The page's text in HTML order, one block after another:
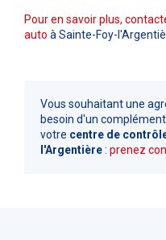
Pour en savoir plus,
auto à Sainte-Foy-
Vous souhaitant une
besoin d'un
votre centre de
l'Argentière: prenez